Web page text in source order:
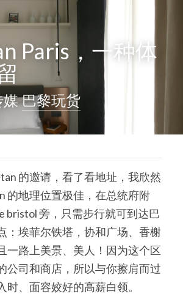
Paris，一种体
媒 巴黎玩货
的邀请，看了看地址，我欣然
的地理位置极佳，在总统府附
bristol 旁，只需步行就可到达巴
：埃菲尔铁塔，协和广场、香榭
一路上美景、美人！因为这个区
公司和商店，所以与你擦肩而过
时、面容姣好的高薪白领。